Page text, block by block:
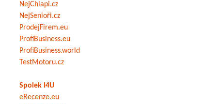
NejChlapi.cz
NejSenioři.cz
ProdejFirem.eu
ProfiBusiness.eu
ProfiBusiness.world
TestMotoru.cz
Spolek I4U
eRecenze.eu